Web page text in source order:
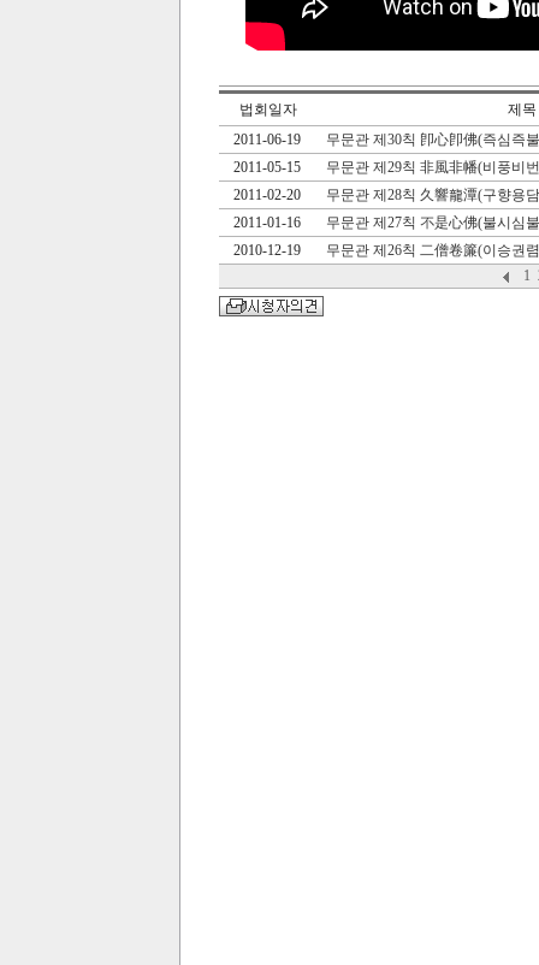
법회일자
제목
2011-06-19
무문관 제30칙 卽心卽佛(즉심즉
2011-05-15
무문관 제29칙 非風非幡(비풍비
2011-02-20
무문관 제28칙 久響龍潭(구향용
2011-01-16
무문관 제27칙 不是心佛(불시심
2010-12-19
무문관 제26칙 二僧卷簾(이승권
1